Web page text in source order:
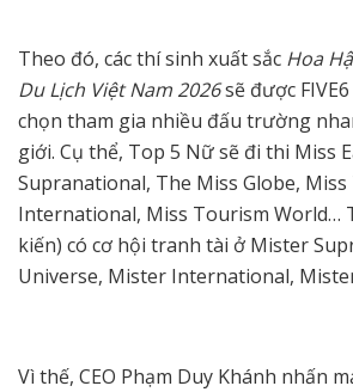
Theo đó, các thí sinh xuất sắc Hoa
Du Lịch Việt Nam 2026sẽ được
chọn tham gia nhiều đấu trường
giới. Cụ thể, Top 5 Nữ sẽ đi thi Miss
Supranational, The Miss Globe,
International, Miss Tourism World…
kiến) có cơ hội tranh tài ở Mister
Universe, Mister International,
Vì thế, CEO Phạm Duy Khánh nhấn